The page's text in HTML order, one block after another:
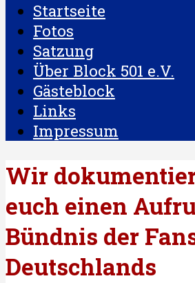
Startseite
Fotos
Satzung
Über Block 501 e.V.
Gästeblock
Links
Impressum
Wir
euch einen
Bündnis der
Deutschlands